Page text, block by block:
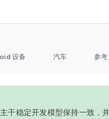
设备 汽车 参
干稳定开发模型保持一致，